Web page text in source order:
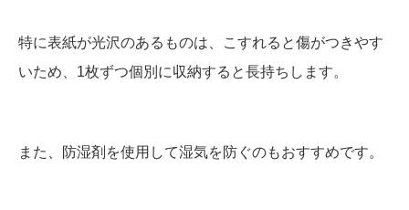
特に表紙が光沢のあるものは、こすれると傷がつきやす
いため、1枚ずつ個別に収納すると長持ちします。
また、防湿剤を使用して湿気を防ぐのもおすすめです。